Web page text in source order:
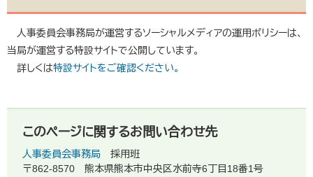
人事委員会事務局が運営するソーシャルメディアの運用ポリシーは、
当局が運営する特設サイトで公開しています。
詳しくは特設サイトをご確認ください。
このページに関するお問い合わせ先
人事委員会事務局
採用班
〒862-8570
熊本県熊本市中央区水前寺6丁目18番1号